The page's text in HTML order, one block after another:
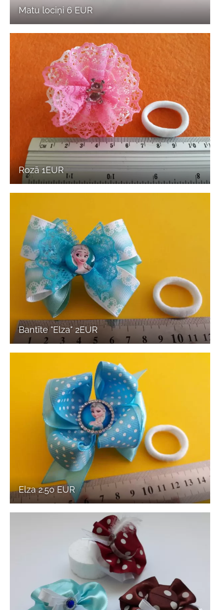
Matu lociņi 6 EUR
Rozā 1EUR
Bantīte "Elza" 2EUR
Elza 2.50 EUR